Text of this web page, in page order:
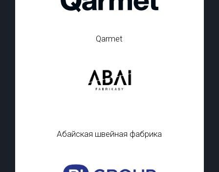
Qarmet
Абайская швейная фабрика